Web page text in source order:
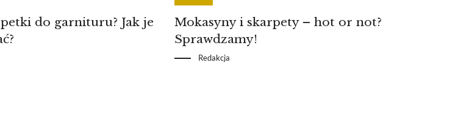
do garnituru? Jak je
Mokasyny i skarpety – hot or not?
Sprawdzamy!
Redakcja